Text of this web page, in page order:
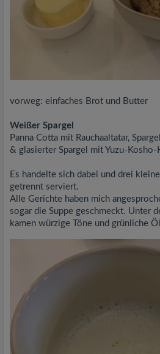
vorweg: einfaches Brot und Butter
Weißer Spargel
Panna Cotta mit Rauchaaltatar,
& glasierter Spargel mit Yuzu-Kosho-
Es handelte sich dabei und drei
getrennt serviert.
Alle Gerichte haben mich
sogar die Suppe geschmeckt. Unter
kamen würzige Töne und grünliche